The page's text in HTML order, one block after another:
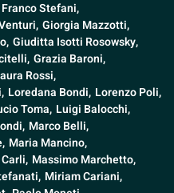
Franco Stefani,
Giorgia Mazzotti,
Giuditta Isotti Rosowsky,
Grazia Baroni,
Rossi,
Loredana Bondi, Lorenzo Poli,
Toma, Luigi Balocchi,
Marco Belli,
Maria Mancino,
Massimo Marchetto,
Miriam Cariani,